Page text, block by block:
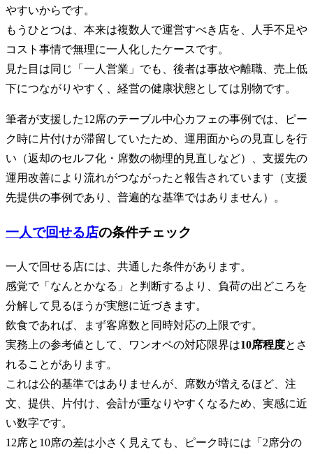
やすいからです。
もうひとつは、本来は複数人で運営すべき店を、人手不足や
コスト事情で無理に一人化したケースです。
見た目は同じ「一人営業」でも、後者は事故や離職、売上低
下につながりやすく、経営の健康状態としては別物です。
筆者が支援した12席のテーブル中心カフェの事例では、ピー
ク時に片付けが滞留していたため、運用面からの見直しを行
い（返却のセルフ化・席数の物理的見直しなど）、支援先の
運用改善により流れがつながったと報告されています（支援
先提供の事例であり、普遍的な基準ではありません）。
一人で回せる店の条件チェック
一人で回せる店には、共通した条件があります。
感覚で「なんとかなる」と判断するより、負荷の出どころを
分解して見るほうが実態に近づきます。
飲食であれば、まず客席数と同時対応の上限です。
実務上の参考値として、ワンオペの対応限界は10席程度とさ
れることがあります。
これは公的基準ではありませんが、席数が増えるほど、注
文、提供、片付け、会計が重なりやすくなるため、実感に近
い数字です。
12席と10席の差は小さく見えても、ピーク時には「2席分の